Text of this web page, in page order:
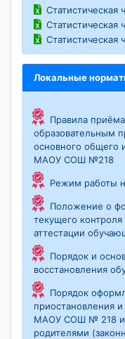
Статистическая
Статистическая
Статистическая
Локальные
Правила
образовательным
основного общего
МАОУ СОШ №218
Режим работы
Положение о
текущего
аттестации
Порядок и
восстановления
Порядок
приостановления
МАОУ СОШ № 218 и
родителями